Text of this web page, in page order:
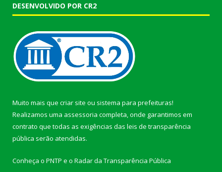
DESENVOLVIDO POR CR2
Muito mais que criar site ou sistema para prefeituras!
Realizamos uma assessoria completa, onde garantimos em
contrato que todas as exigências das leis de transparência
pública serão atendidas.
Conheça o PNTP e o Radar da Transparência Pública